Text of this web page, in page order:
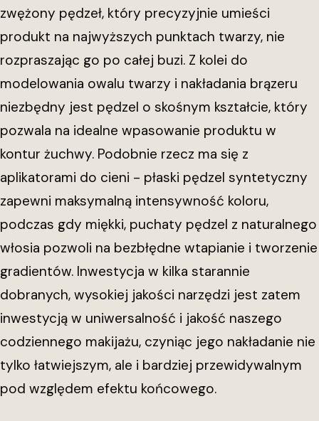
zwężony pędzeł, który precyzyjnie umieści
produkt na najwyższych punktach twarzy, nie
rozpraszając go po całej buzi. Z kolei do
modelowania owalu twarzy i nakładania brązeru
niezbędny jest pędzel o skośnym kształcie, który
pozwala na idealne wpasowanie produktu w
kontur żuchwy. Podobnie rzecz ma się z
aplikatorami do cieni - płaski pędzel syntetyczny
zapewni maksymalną intensywność koloru,
podczas gdy miękki, puchaty pędzel z naturalnego
włosia pozwoli na bezbłędne wtapianie i tworzenie
gradientów. Inwestycja w kilka starannie
dobranych, wysokiej jakości narzędzi jest zatem
inwestycją w uniwersalność i jakość naszego
codziennego makijażu, czyniąc jego nakładanie nie
tylko łatwiejszym, ale i bardziej przewidywalnym
pod względem efektu końcowego.